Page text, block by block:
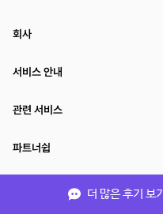
더 많은 후기 보기
회사
서비스 안내
관련 서비스
파트너쉽
서비스 제공 국가